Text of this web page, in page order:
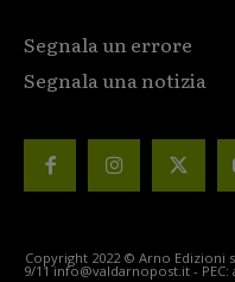
Segnala un errore
Segnala una notizia
Copyright 2022 © Arno Edizioni
9/11 info@valdarnopost.it -